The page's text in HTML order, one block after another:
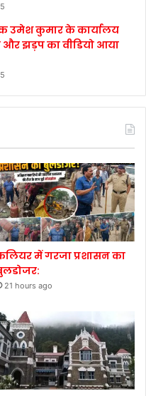
उमेश कुमार के कार्यालय
और झड़प का वीडियो आया
में गरजा प्रशासन का
21 hours ago